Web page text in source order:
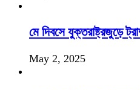
মে দিবসে যুক্তরাষ্ট্রজুড়ে
May 2, 2025